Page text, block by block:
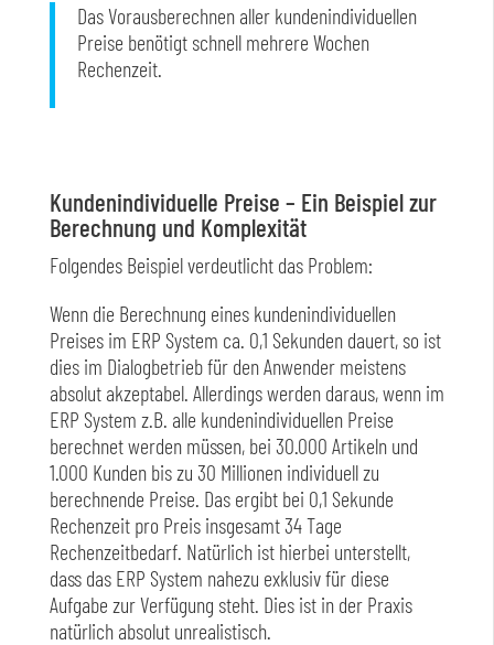
Das Vorausberechnen aller kundenindividuellen
Preise benötigt schnell mehrere Wochen
Rechenzeit.
Kundenindividuelle Preise – Ein Beispiel zur
Berechnung und Komplexität
Folgendes Beispiel verdeutlicht das Problem:
Wenn die Berechnung eines kundenindividuellen
Preises im ERP System ca. 0,1 Sekunden dauert, so ist
dies im Dialogbetrieb für den Anwender meistens
absolut akzeptabel. Allerdings werden daraus, wenn im
ERP System z.B. alle kundenindividuellen Preise
berechnet werden müssen, bei 30.000 Artikeln und
1.000 Kunden bis zu 30 Millionen individuell zu
berechnende Preise. Das ergibt bei 0,1 Sekunde
Rechenzeit pro Preis insgesamt 34 Tage
Rechenzeitbedarf. Natürlich ist hierbei unterstellt,
dass das ERP System nahezu exklusiv für diese
Aufgabe zur Verfügung steht. Dies ist in der Praxis
natürlich absolut unrealistisch.